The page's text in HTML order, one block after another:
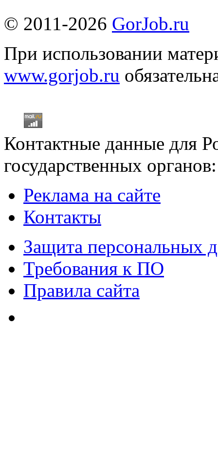
© 2011-2026 GorJob.ru
При использовании
www.gorjob.ru
Контактные данные для
государственных
Реклама на сайте
Контакты
Защита персональных
Требования к ПО
Правила сайта